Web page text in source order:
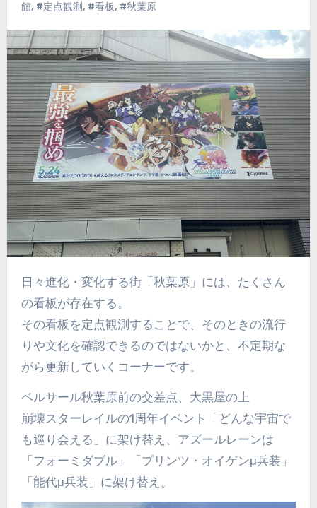
館, #定点観測, #看板, #秋葉原
日々進化・変化する街「秋葉原」には、たくさん
の看板が存在する。
その看板を定点観測することで、そのときの流行
りや文化を確認できるのではないかと、不定期な
がら更新していくコーナーです。
ベルサール秋葉原前の交差点、大黒屋の上
崩壊スターレイルの1周年イベント「どんな宇宙で
も巡り会える」に架け替え、アズールレーンは
「フォーミダブル」「プリンツ・オイゲンμ兵装」
「能代μ兵装」に架け替え。